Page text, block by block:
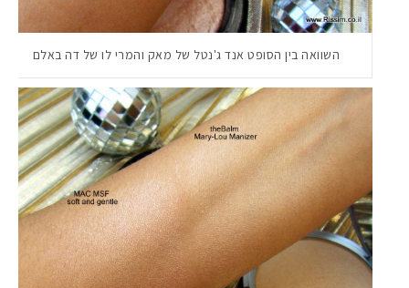
השוואה בין הסופט אנד ג'נטל של מאק והמרי לו של דה באלם